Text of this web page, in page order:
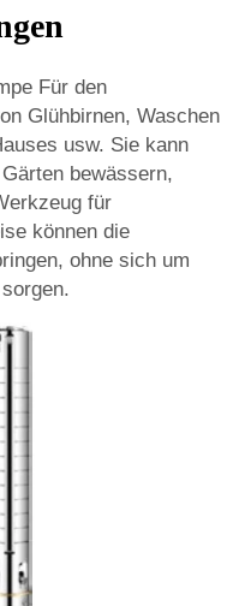
Für den
Glühbirnen, Waschen
usw. Sie kann
bewässern,
für
können die
ohne sich um